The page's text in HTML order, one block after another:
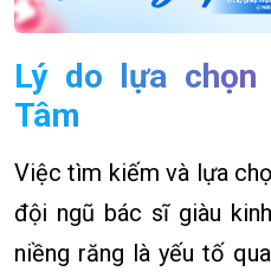
Lý do lựa chọn
Tâm
Việc tìm kiếm và lựa
đội ngũ bác sĩ giàu
niềng răng là yếu tố